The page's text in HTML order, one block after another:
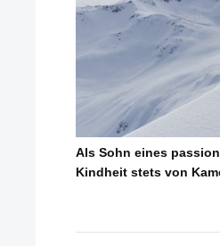
Als Sohn eines
Kindheit stets von